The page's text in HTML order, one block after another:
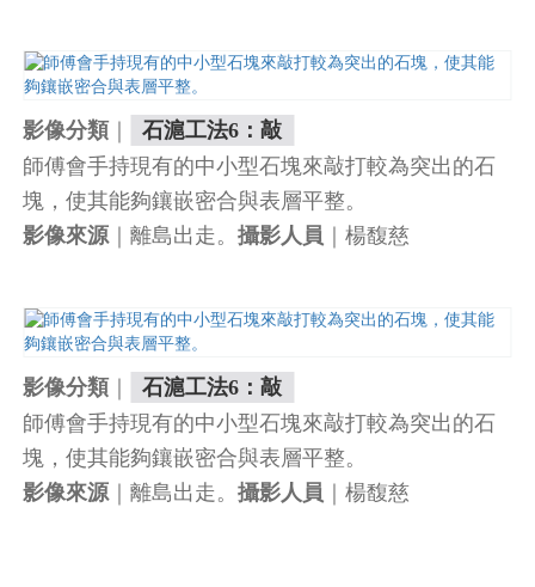
影像分類｜ 石滬工法6：敲
師傅會手持現有的中小型石塊來敲打較為突出的石
塊，使其能夠鑲嵌密合與表層平整。
影像來源 ｜離島出走。攝影人員 ｜楊馥慈
影像分類｜ 石滬工法6：敲
師傅會手持現有的中小型石塊來敲打較為突出的石
塊，使其能夠鑲嵌密合與表層平整。
影像來源 ｜離島出走。攝影人員 ｜楊馥慈